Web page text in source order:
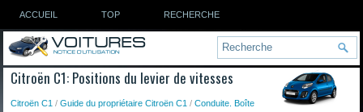
ACCUEIL TOP RECHERCHE
Citroën C1: Positions du levier de vitesses
Citroën C1 /Guide du propriétaire Citroën C1 /Conduite. Boîte